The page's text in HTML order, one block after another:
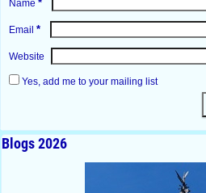
Name *
Email *
Website
Yes, add me to your mailing list
Blogs 2026